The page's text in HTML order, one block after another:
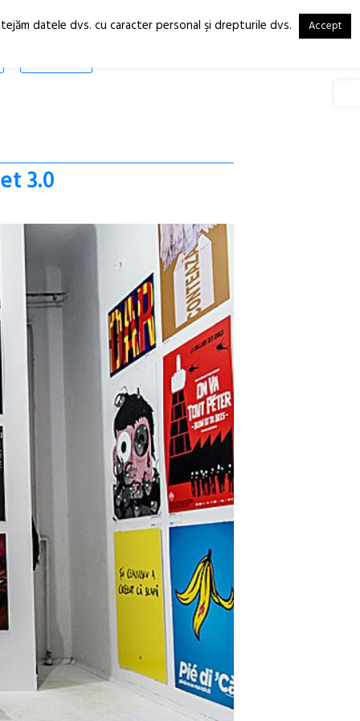
RO
EN
3.0
datele dvs. cu caracter personal şi drepturile dvs. Accept